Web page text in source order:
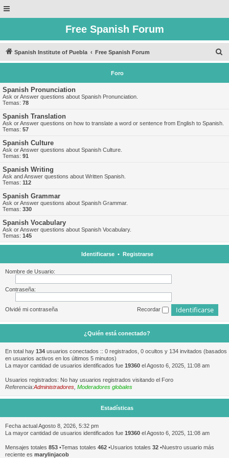
Free Spanish Forum
Spanish Institute of Puebla Free Spanish Forum
u
Foro
Spanish Pronunciation
Ask or Answer questions about Spanish Pronunciation.
Temas: 78
Spanish Translation
Ask or Answer questions on how to translate a word or sentence from English to Spanish.
Temas: 57
Spanish Culture
Ask or Answer questions about Spanish Culture.
Temas: 91
Spanish Writing
Ask and Answer questions about Written Spanish.
Temas: 112
Spanish Grammar
Ask or Answer questions about Spanish Grammar.
Temas: 330
Spanish Vocabulary
Ask or Answer questions about Spanish Vocabulary.
Temas: 145
Identificarse• Registrarse
Nombre de Usuario:
Contraseña:
Olvidé mi contraseña Recordar
¿Quién está conectado?
En total hay 134 usuarios conectados :: 0 registrados, 0 ocultos y 134 invitados (basados
en usuarios activos en los últimos 5 minutos)
La mayor cantidad de usuarios identificados fue 19360 el Agosto 6, 2025, 11:08 am
Usuarios registrados: No hay usuarios registrados visitando el Foro
Referencia:Administradores Moderadores globales
Estadísticas
Fecha actual Agosto 8, 2026, 5:32 pm
La mayor cantidad de usuarios identificados fue 19360 el Agosto 6, 2025, 11:08 am
Mensajes totales 853 •Temas totales 462 •Usuarios totales 32 •Nuestro usuario más
reciente es marylinjacob